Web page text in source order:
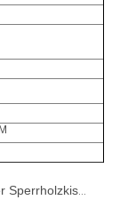
Standardexportkarton oder Sperrholzkiste 1pcs/box